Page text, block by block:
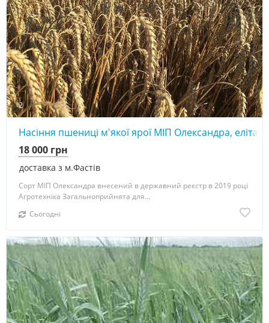
2
Насіння пшениці м'якої ярої МІП Олександра, еліта
доставка з м.Фастів
18 000 грн
Сорт МІП Олександра внесений в державний реєстр в 2019 році
Агротехніка Загальноприйнята для...
Сьогодні